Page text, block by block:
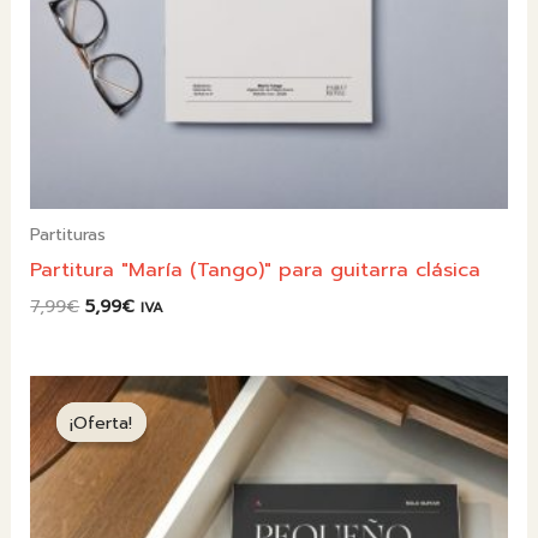
Partituras
Partitura "María (Tango)" para guitarra clásica
7,99€ El
era:
7,99€.
5,99€El
es:
5,99€.
IVA
¡Oferta!
¡Oferta!